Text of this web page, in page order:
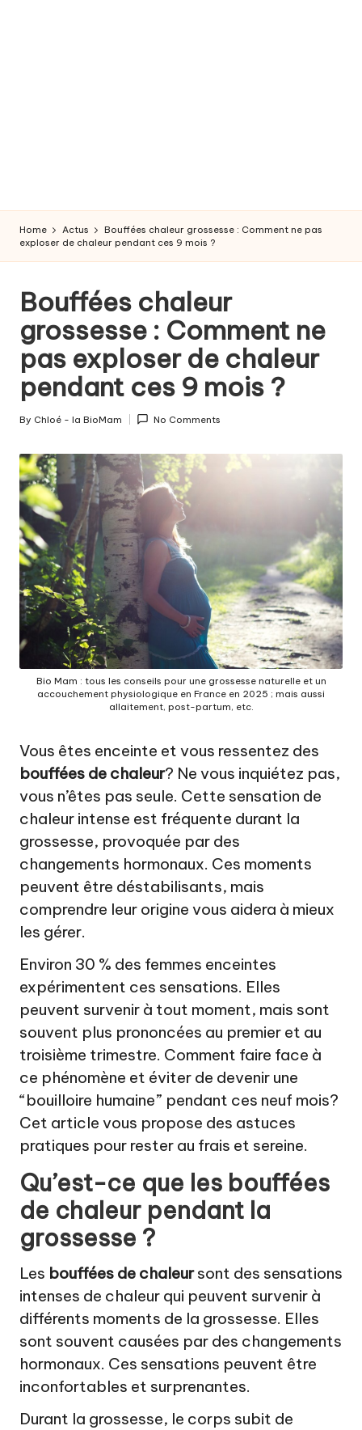
e
e
a
c
c
o
u
c
h
e
m
e
n
t
a
u
t
u
r
el
Home Actus
Bouffées chaleur grossesse : Comment ne pas
exploser de chaleur pendant ces 9 mois ?
Bouffées chaleur
grossesse : Comment ne
pas exploser de chaleur
pendant ces 9 mois ?
Posted
By Chloé - la BioMam No Comments
Bio Mam : tous les conseils pour une grossesse naturelle et un
accouchement physiologique en France en 2025 ; mais aussi
allaitement, post-partum, etc.
Vous êtes enceinte et vous ressentez des
bouffées de chaleur? Ne vous inquiétez pas,
vous n’êtes pas seule. Cette sensation de
chaleur intense est fréquente durant la
grossesse, provoquée par des
changements hormonaux. Ces moments
peuvent être déstabilisants, mais
comprendre leur origine vous aidera à mieux
les gérer.
Environ 30 % des femmes enceintes
expérimentent ces sensations. Elles
peuvent survenir à tout moment, mais sont
souvent plus prononcées au premier et au
troisième trimestre. Comment faire face à
ce phénomène et éviter de devenir une
“bouilloire humaine” pendant ces neuf mois?
Cet article vous propose des astuces
pratiques pour rester au frais et sereine.
Qu’est-ce que les bouffées
de chaleur pendant la
grossesse ?
Les bouffées de chaleursont des sensations
intenses de chaleur qui peuvent survenir à
différents moments de la grossesse. Elles
sont souvent causées par des changements
hormonaux. Ces sensations peuvent être
inconfortables et surprenantes.
Durant la grossesse, le corps subit de